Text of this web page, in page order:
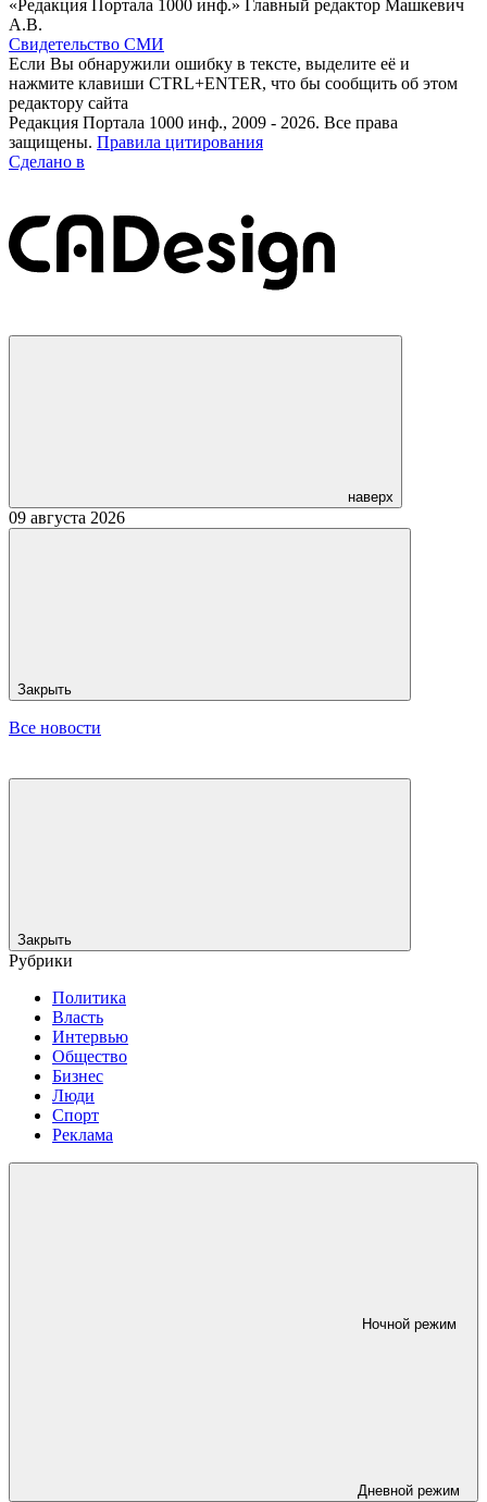
«Редакция Портала 1000 инф.» Главный редактор Машкевич
А.В.
Свидетельство СМИ
Если Вы обнаружили ошибку в тексте, выделите её и
нажмите клавиши CTRL+ENTER, что бы сообщить об этом
редактору сайта
Редакция Портала 1000 инф., 2009 - 2026. Все права
защищены. Правила цитирования
Сделано в
наверх
09 августа 2026
Закрыть
Все новости
Закрыть
Рубрики
Политика
Власть
Интервью
Общество
Бизнес
Люди
Спорт
Реклама
Ночной режим
Дневной режим